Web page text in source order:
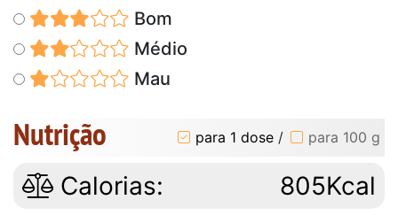
Bom
Médio
Mau
Nutrição para 1 dose / para 100 g
Calorias: 805Kcal